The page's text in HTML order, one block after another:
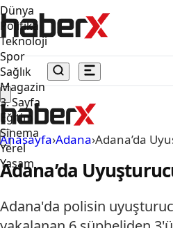
Dünya
Politika
Teknoloji
Spor
Sağlık
Magazin
3. Sayfa
Eğitim
Sinema
Yerel
Yaşam
Anasayfa›Adana›Adana’da
Adana’da
Adana'da polisin